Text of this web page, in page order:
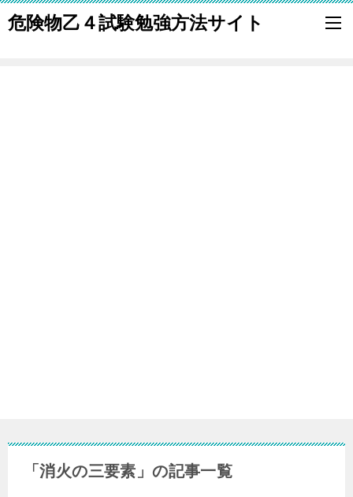
危険物乙４試験勉強方法サイト
「消火の三要素」の記事一覧